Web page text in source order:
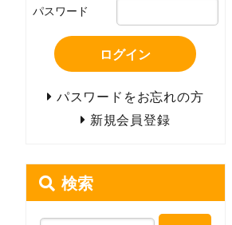
パスワード
ログイン
パスワードをお忘れの方
新規会員登録
検索